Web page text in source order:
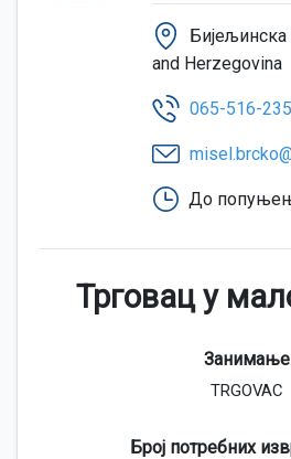
Бијељинска
and Herzegovina
065-516-235
До
Трговац у
Занимање
TRGOVAC
Број потребних